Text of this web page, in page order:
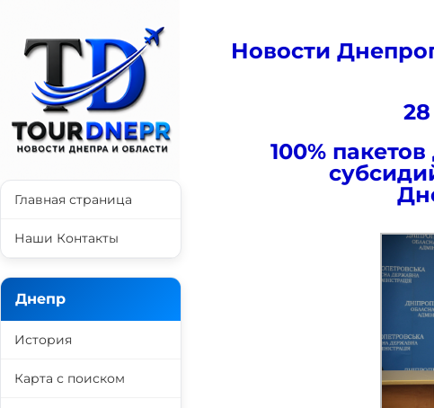
Новости
100%
Главная страница
Наши Контакты
Днепр
История
Карта с поиском